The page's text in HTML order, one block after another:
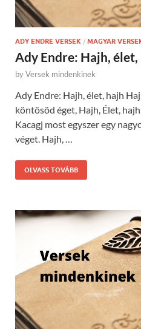
ADY ENDRE VERSEK / MAGYAR
Ady Endre: Hajh, élet,
byVersek mindenkinek
Ady Endre: Hajh, élet, hajh
köntösöd éget, Hajh, Élet,
Kacagj most egyszer egy
véget. Hajh, …
OLVASS TOVÁBB